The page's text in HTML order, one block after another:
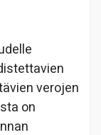
verojen
on